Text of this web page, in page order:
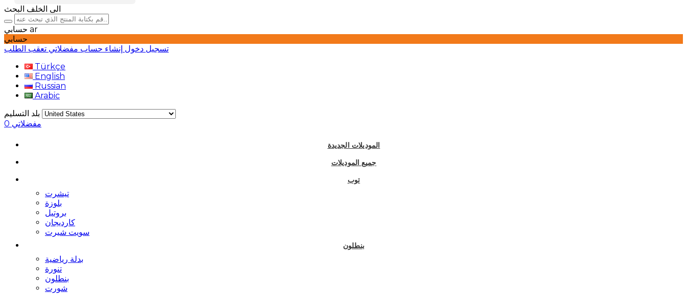
الى الخلف البحث
ar
حسابي
تسجيل دخول إنشاء حساب مفضلاتي تعقب الطلب
Türkçe
English
Russian
Arabic
بلد التسليم
مفضلاتي 0
الموديلات الجديدة
جميع الموديلات
توب
تيشرت
بلوزة
بروتيل
كارديجان
سويت شيرت
بنطلون
بدلة رياضية
تنورة
بنطلون
شورت